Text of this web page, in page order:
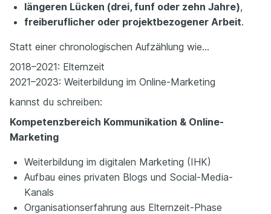
längeren Lücken (drei, funf oder zehn Jahre),
freiberuflicher oder projektbezogener Arbeit.
Statt einer chronologischen Aufzählung wie…
2018–2021: Elternzeit
2021–2023: Weiterbildung im Online-Marketing
kannst du schreiben:
Kompetenzbereich Kommunikation & Online-
Marketing
Weiterbildung im digitalen Marketing (IHK)
Aufbau eines privaten Blogs und Social-Media-
Kanals
Organisationserfahrung aus Elternzeit-Phase